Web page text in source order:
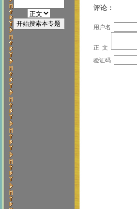
评论：
用户名
正 文
验证码